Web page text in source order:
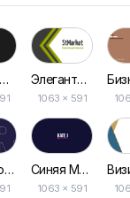
Чёрное Строительное Агентство Минималистская Визитная Карточка
Агент по Недвижимости Голубая Визитная Карточка
Элегантная Визитка в Бело-зеленом Стиле
1063 × 591
Синяя Минималистичная Геометрическая Визитная Карточка
1063 × 591